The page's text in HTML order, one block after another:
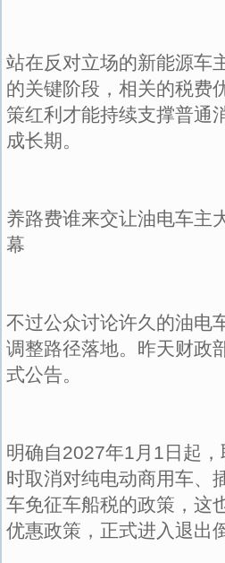
站在反对立场的新能源车
的关键阶段，相关的税费
策红利才能持续支撑普通
成长期。
养路费谁来交让油电车主
幕
不过公众讨论许久的油电
调整路径落地。昨天财政
式公告。
明确自2027年1月1日起
时取消对纯电动商用车、
车免征车船税的政策，这
优惠政策，正式进入退出